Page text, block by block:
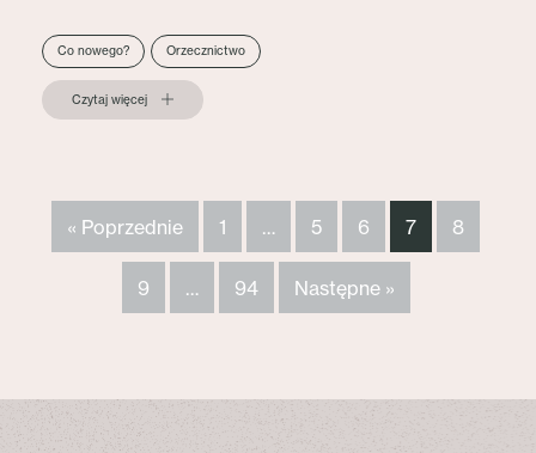
Co nowego? Orzecznictwo
Czytaj więcej
« Poprzednie 1 … 5 6 7 8
9 … 94 Następne »